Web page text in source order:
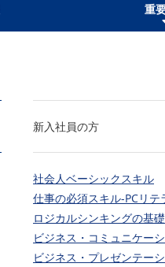
重
新入社員の方
社会人ベーシックスキル
仕事の必須スキル-PCリテ
ロジカルシンキングの基礎
ビジネス・コミュニケー
ビジネス・プレゼンテー